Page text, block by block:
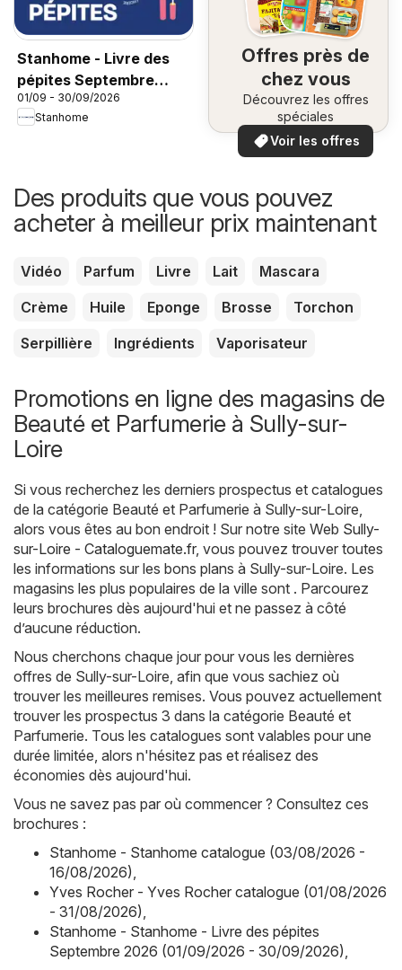
Stanhome - Livre des
pépites Septembre
2026
01/09 - 30/09/2026
Stanhome
Offres près de
chez vous
Découvrez les offres
spéciales
Voir les offres
Des produits que vous pouvez
acheter à meilleur prix maintenant
Vidéo Parfum Livre Lait
Mascara
Crème
Huile Eponge Brosse
Torchon
Serpillière
Ingrédients Vaporisateur
Promotions en ligne des magasins de
Beauté et Parfumerie à Sully-sur-
Loire
Si vous recherchez les derniers prospectus et catalogues
de la catégorie Beauté et Parfumerie à Sully-sur-Loire,
alors vous êtes au bon endroit ! Sur notre site Web Sully-
sur-Loire - Cataloguemate.fr, vous pouvez trouver toutes
les informations sur les bons plans à Sully-sur-Loire. Les
magasins les plus populaires de la ville sont . Parcourez
leurs brochures dès aujourd'hui et ne passez à côté
d’aucune réduction.
Nous cherchons chaque jour pour vous les dernières
offres de Sully-sur-Loire, afin que vous sachiez où
trouver les meilleures remises. Vous pouvez actuellement
trouver les prospectus 3 dans la catégorie Beauté et
Parfumerie. Tous les catalogues sont valables pour une
durée limitée, alors n'hésitez pas et réalisez des
économies dès aujourd'hui.
Vous ne savez pas par où commencer ? Consultez ces
brochures :
Stanhome - Stanhome catalogue (03/08/2026 -
16/08/2026),
Yves Rocher - Yves Rocher catalogue (01/08/2026
- 31/08/2026),
Stanhome - Stanhome - Livre des pépites
Septembre 2026 (01/09/2026 - 30/09/2026),